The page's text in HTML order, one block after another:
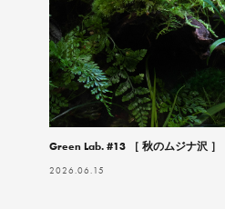
Green Lab. #13 ［ 秋のムジナ沢 ］
2026.06.15